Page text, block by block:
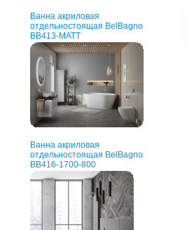
Ванна акриловая
отдельностоящая BelBagno
ВВ413-MATT
Ванна акриловая
отдельностоящая BelBagno
BB416-1700-800